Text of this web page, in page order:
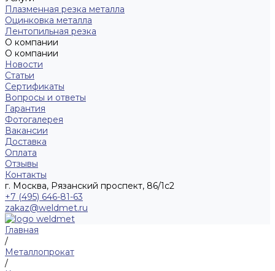
Плазменная резка металла
Оцинковка металла
Лентопильная резка
О компании
О компании
Новости
Статьи
Сертификаты
Вопросы и ответы
Гарантия
Фотогалерея
Вакансии
Доставка
Оплата
Отзывы
Контакты
г. Москва, Рязанский проспект, 86/1с2
+7 (495) 646-81-63
zakaz@weldmet.ru
Главная
/
Металлопрокат
/